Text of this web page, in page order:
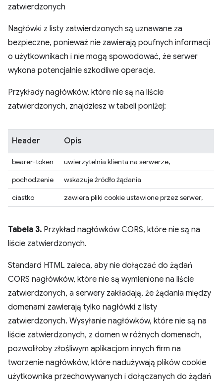
zatwierdzonych
Nagłówki z listy zatwierdzonych są uznawane za
bezpieczne, ponieważ nie zawierają poufnych informacji
o użytkownikach i nie mogą spowodować, że serwer
wykona potencjalnie szkodliwe operacje.
Przykłady nagłówków, które nie są na liście
zatwierdzonych, znajdziesz w tabeli poniżej:
Header Opis
bearer-token
uwierzytelnia klienta na serwerze,
pochodzenie
wskazuje źródło żądania
ciastko
zawiera pliki cookie ustawione przez serwer;
Tabela 3. Przykład nagłówków CORS, które nie są na
liście zatwierdzonych.
Standard HTML zaleca, aby nie dołączać do żądań
CORS nagłówków, które nie są wymienione na liście
zatwierdzonych, a serwery zakładają, że żądania między
domenami zawierają tylko nagłówki z listy
zatwierdzonych. Wysyłanie nagłówków, które nie są na
liście zatwierdzonych, z domen w różnych domenach,
pozwoliłoby złośliwym aplikacjom innych firm na
tworzenie nagłówków, które nadużywają plików cookie
użytkownika przechowywanych i dołączanych do żądań